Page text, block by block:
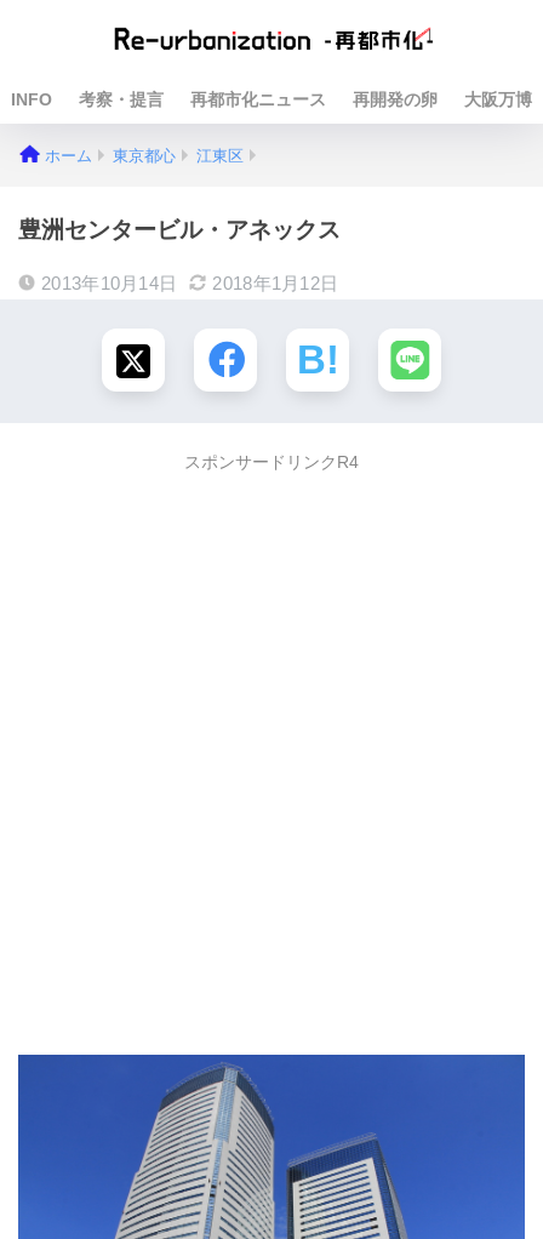
INFO 考察・提言 再都市化ニュース 再開発の卵 大阪万博
ホーム 東京都心 江東区
豊洲センタービル・アネックス
2013年10月14日 2018年1月12日
スポンサードリンクR4